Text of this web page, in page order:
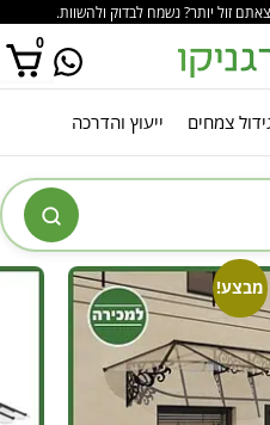
זול יותר? נשמח לבדוק ולהשוות.
0
אין מוצרים בסל הקניות.
צמחים ייעוץ והדרכה
מבצע!